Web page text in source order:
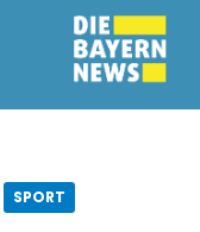
SPORT